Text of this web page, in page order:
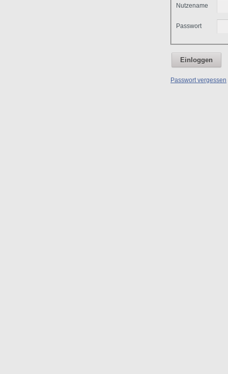
Nutzename
Passwort
Einloggen
Passwort vergessen